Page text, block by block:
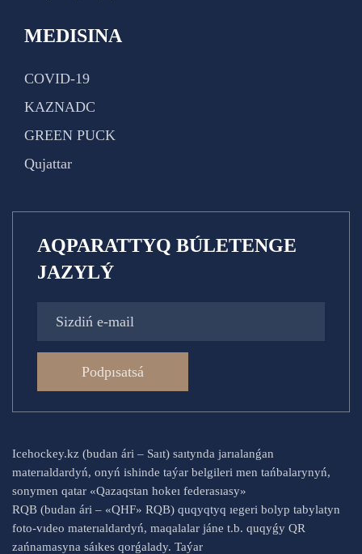
MEDISINA
COVID-19
KAZNADC
GREEN PUCK
Qujattar
AQPARATTYQ BÚLETENGE
JAZYLÝ
Podpısatsá
Icehockey.kz (budan ári – Saıt) saıtynda jarıalanǵan
materıaldardyń, onyń ishinde taýar belgileri men tańbalarynyń,
sonymen qatar «Qazaqstan hokeı federasıasy»
RQB (budan ári – «QHF» RQB) quqyqtyq ıegeri bolyp tabylatyn
foto-vıdeo materıaldardyń, maqalalar jáne t.b. quqyǵy QR
zańnamasyna sáıkes qorǵalady. Taýar